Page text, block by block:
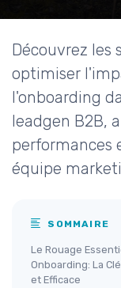
Découvrez les
optimiser
l'onboarding
leadgen B2B,
performances
équipe
SOMMAIRE
Le Rouage
Onboarding: La
et Efficace